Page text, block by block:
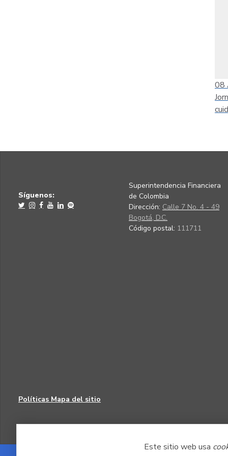
Este sitio web usa
08
Síguenos:
Superintendencia Financiera
de Colombia
Dirección: Calle 7 No. 4 - 49
Bogotá, D.C.
Código postal: 111711
Políticas Mapa del sitio